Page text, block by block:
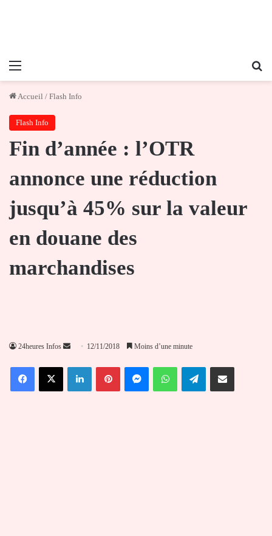
Menu
Accueil / Flash Info
Flash Info
Fin d’année : l’OTR
annonce une réduction
jusqu’à 45% sur la valeur
en douane des
marchandises
24heures Infos
Envoyer
courriel
12/11/2018 Moins d’une minute
FacebookX LinkedinPinterestMessengerWhatsAppTelegramPartager par email